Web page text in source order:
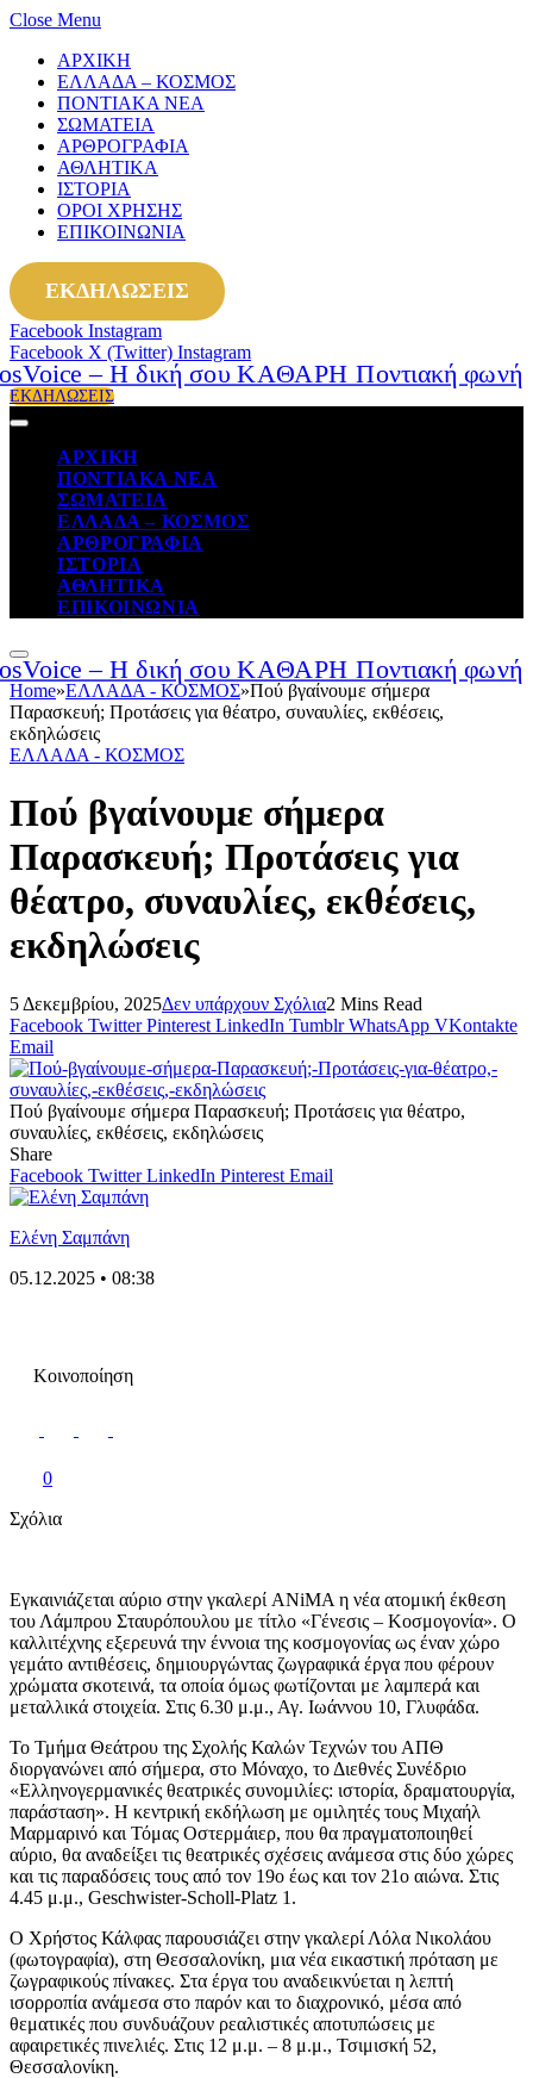
Close Menu
ΑΡΧΙΚΗ
ΕΛΛΑΔΑ – ΚΟΣΜΟΣ
ΠΟΝΤΙΑΚΑ ΝΕΑ
ΣΩΜΑΤΕΙΑ
ΑΡΘΡΟΓΡΑΦΙΑ
ΑΘΛΗΤΙΚΑ
ΙΣΤΟΡΙΑ
ΟΡΟΙ ΧΡΗΣΗΣ
ΕΠΙΚΟΙΝΩΝΙΑ
ΕΚΔΗΛΩΣΕΙΣ
Facebook Instagram
Facebook X (Twitter) Instagram
ΕΚΔΗΛΩΣΕΙΣ
ΑΡΧΙΚΗ
ΠΟΝΤΙΑΚΑ ΝΕΑ
ΣΩΜΑΤΕΙΑ
ΕΛΛΑΔΑ – ΚΟΣΜΟΣ
ΑΡΘΡΟΓΡΑΦΙΑ
ΙΣΤΟΡΙΑ
ΑΘΛΗΤΙΚΑ
ΕΠΙΚΟΙΝΩΝΙΑ
Home»ΕΛΛΑΔΑ - ΚΟΣΜΟΣ»Πού βγαίνουμε σήμερα
Παρασκευή; Προτάσεις για θέατρο, συναυλίες, εκθέσεις,
εκδηλώσεις
ΕΛΛΑΔΑ - ΚΟΣΜΟΣ
Πού βγαίνουμε σήμερα
Παρασκευή; Προτάσεις για
θέατρο, συναυλίες, εκθέσεις,
εκδηλώσεις
5 Δεκεμβρίου, 2025Δεν υπάρχουν Σχόλια2 Mins Read
Facebook Twitter Pinterest LinkedIn Tumblr WhatsApp VKontakte
Email
Πού βγαίνουμε σήμερα Παρασκευή; Προτάσεις για θέατρο,
συναυλίες, εκθέσεις, εκδηλώσεις
Share
Facebook Twitter LinkedIn Pinterest Email
Ελένη Σαμπάνη
05.12.2025 • 08:38
Κοινοποίηση
0
Σχόλια
Εγκαινιάζεται αύριο στην γκαλερί ANiMA η νέα ατομική έκθεση
του Λάμπρου Σταυρόπουλου με τίτλο «Γένεσις – Κοσμογονία». Ο
καλλιτέχνης εξερευνά την έννοια της κοσμογονίας ως έναν χώρο
γεμάτο αντιθέσεις, δημιουργώντας ζωγραφικά έργα που φέρουν
χρώματα σκοτεινά, τα οποία όμως φωτίζονται με λαμπερά και
μεταλλικά στοιχεία. Στις 6.30 μ.μ., Αγ. Ιωάννου 10, Γλυφάδα.
Το Τμήμα Θεάτρου της Σχολής Καλών Τεχνών του ΑΠΘ
διοργανώνει από σήμερα, στο Μόναχο, το Διεθνές Συνέδριο
«Ελληνογερμανικές θεατρικές συνομιλίες: ιστορία, δραματουργία,
παράσταση». Η κεντρική εκδήλωση με ομιλητές τους Μιχαήλ
Μαρμαρινό και Τόμας Οστερμάιερ, που θα πραγματοποιηθεί
αύριο, θα αναδείξει τις θεατρικές σχέσεις ανάμεσα στις δύο χώρες
και τις παραδόσεις τους από τον 19ο έως και τον 21ο αιώνα. Στις
4.45 μ.μ., Geschwister-Scholl-Platz 1.
Ο Χρήστος Κάλφας παρουσιάζει στην γκαλερί Λόλα Νικολάου
(φωτογραφία), στη Θεσσαλονίκη, μια νέα εικαστική πρόταση με
ζωγραφικούς πίνακες. Στα έργα του αναδεικνύεται η λεπτή
ισορροπία ανάμεσα στο παρόν και το διαχρονικό, μέσα από
θεματικές που συνδυάζουν ρεαλιστικές αποτυπώσεις με
αφαιρετικές πινελιές. Στις 12 μ.μ. – 8 μ.μ., Τσιμισκή 52,
Θεσσαλονίκη.